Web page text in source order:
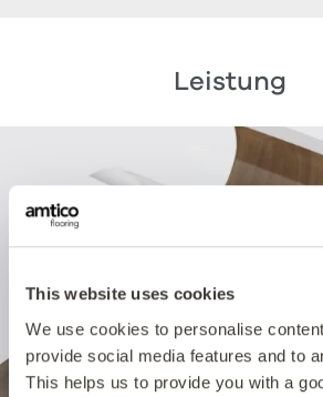
This website uses cookies
We use cookies to personalise
provide social media features and to
This helps us to provide you with a
Leistung